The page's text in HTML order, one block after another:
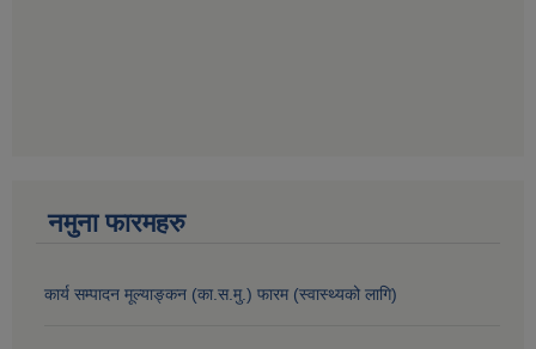
नमुना फारमहरु
कार्य सम्पादन मूल्याङ्कन (का.स.मु.) फारम (स्वास्थ्यको लागि)